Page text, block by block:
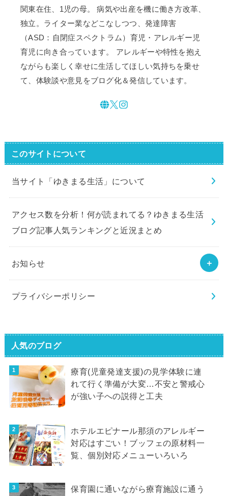
関東在住、1児の母。 病気や出産を機に働き方改革、
独立。ライター業などこなしつつ、発達障害
（ASD：自閉症スペクトラム）育児・アレルギー児
育児に向き合っています。 アレルギーや特性を抱え
ながらも楽しく幸せに生活してほしい気持ちを乗せ
て、体験談や意見をブログ化＆発信しています。
このサイトについて
当サイト「ゆきまる生活」について
アクセス数を分析！何が読まれてる？ゆきまる生活
ブログ記事人気ランキングと近況まとめ
お知らせ
プライバシーポリシー
人気のブログ
療育(児童発達支援)の見学体験に連
れて行く準備が大変…不安と警戒心
が強い子への説得と工夫
ホテルエピナール那須のアレルギー
対応はすごい！ブッフェの原材料一
覧、個別対応メニューいろいろ
保育園に通いながら療育施設に通う